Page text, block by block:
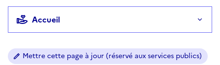
Accueil
Mettre cette page à jour (réservé aux services publics)